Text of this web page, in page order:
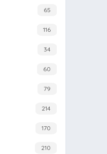
65
116
34
60
79
214
170
210